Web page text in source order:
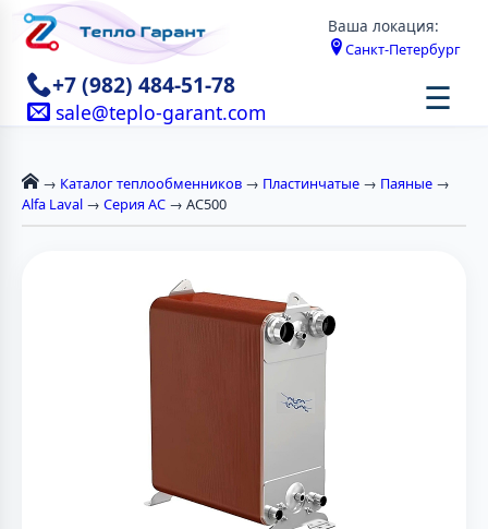
Ваша локация:
Санкт-Петербург
+7 (982) 484-51-78
sale@teplo-garant.com ☰
→ Каталог теплообменников → Пластинчатые → Паяные →
Alfa Laval → Серия AC → AC500